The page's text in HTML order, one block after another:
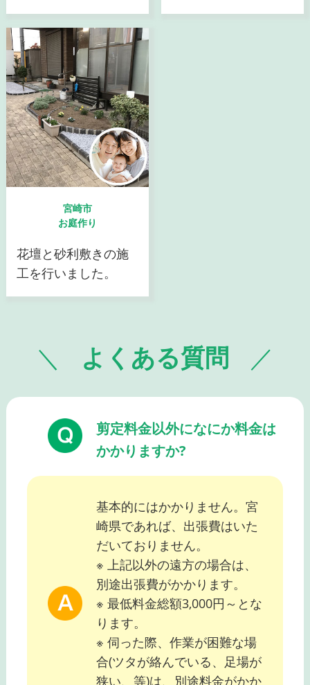
宮崎市
お庭作り
花壇と砂利敷きの施
工を行いました。
よくある質問
剪定料金以外になにか料金は
かかりますか?
基本的にはかかりません。宮
崎県であれば、出張費はいた
だいておりません。
※ 上記以外の遠方の場合は、
別途出張費がかかります。
※ 最低料金総額3,000円～とな
ります。
※ 伺った際、作業が困難な場
合(ツタが絡んでいる、足場が
狭い、等)は、別途料金がかか